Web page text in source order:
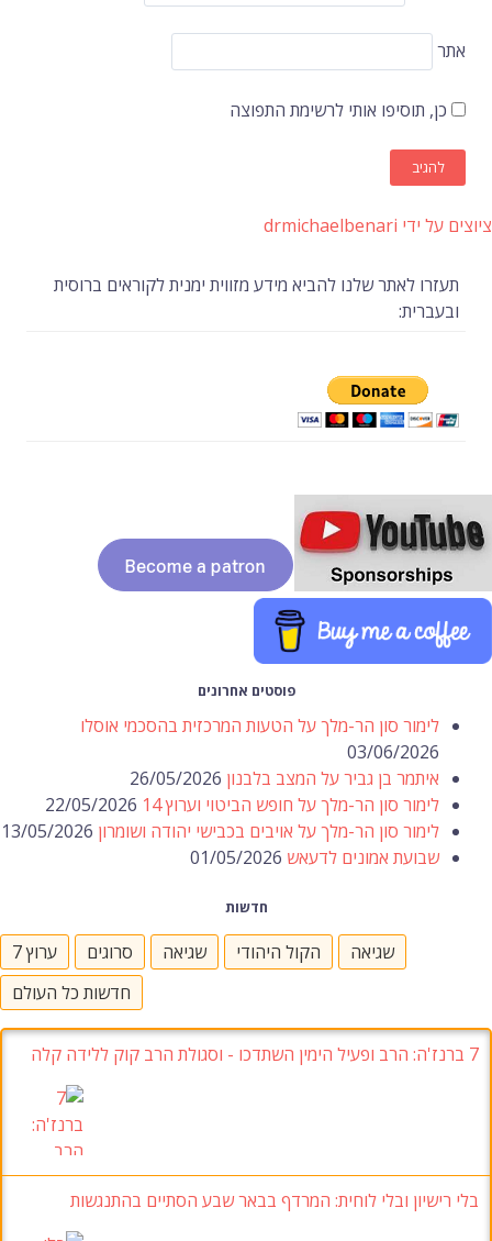
אתר
כן, תוסיפו אותי לרשימת התפוצה
ציוצים על ידי drmichaelbenari
תעזרו לאתר שלנו להביא מידע מזווית ימנית לקוראים ברוסית
ובעברית:
פוסטים אחרונים
לימור סון הר-מלך על הטעות המרכזית בהסכמי אוסלו
03/06/2026
איתמר בן גביר על המצב בלבנון 26/05/2026
לימור סון הר-מלך על חופש הביטוי וערוץ 14
22/05/2026
לימור סון הר-מלך על אויבים בכבישי יהודה ושומרון 13/05/2026
שבועת אמונים לדעאש 01/05/2026
חדשות
ערוץ 7 סרוגים שגיאה הקול היהודי
שגיאה
חדשות כל העולם
7 ברנז'ה: הרב ופעיל הימין השתדכו - וסגולת הרב קוק ללידה קלה
בלי רישיון ובלי לוחית: המרדף בבאר שבע הסתיים בהתנגשות